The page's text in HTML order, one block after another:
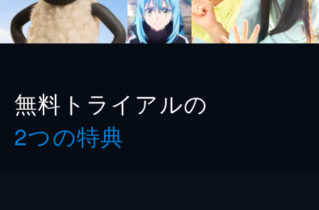
無料トライアルの
2つの特典